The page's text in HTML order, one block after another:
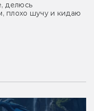
делюсь
плохо шучу и кидаю